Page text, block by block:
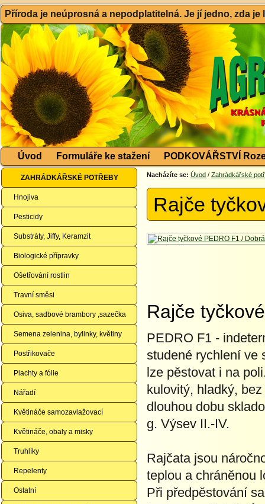
Příroda je neúprosná a nepodplatitelná. Je jí jedno, zda
Úvod Formuláře ke stažení PODKOVÁŘSTVÍ
ZAHRÁDKÁŘSKÉ POTŘEBY
Hnojiva
Pesticidy
Substráty, Jiffy, Keramzit
Biologické přípravky
Ošetřování rostlin
Travní směsi
Osiva, sadbové brambory ,sazečka
Semena zelenina, bylinky, květiny
Postřikovače
Plachty a fólie
Nářadí
Květináče samozavlažovací
Květináče, obaly a misky
Truhlíky
Repelenty
Ostatní
Nacházíte se: Úvod / Zahrádkářské
Rajče
Rajče
PEDRO F1 -
studené rychlení ve
lze pěstovat i na
kulovitý, hladký,
dlouhou dobu
g. Výsev II.-IV.
Rajčata jsou
teplou a chráněnou
Při předpěstování